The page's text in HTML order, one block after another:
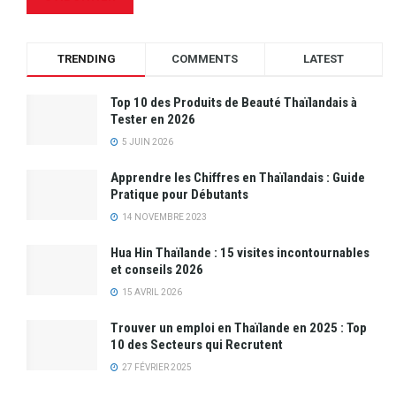
TRENDING COMMENTS LATEST
Top 10 des Produits de Beauté Thaïlandais à
Tester en 2026
5 JUIN 2026
Apprendre les Chiffres en Thaïlandais : Guide
Pratique pour Débutants
14 NOVEMBRE 2023
Hua Hin Thaïlande : 15 visites incontournables
et conseils 2026
15 AVRIL 2026
Trouver un emploi en Thaïlande en 2025 : Top
10 des Secteurs qui Recrutent
27 FÉVRIER 2025